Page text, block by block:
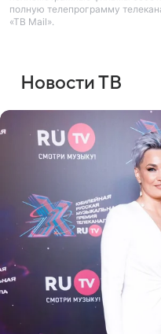
полную телепрограмму
«ТВ Mail».
Новости ТВ